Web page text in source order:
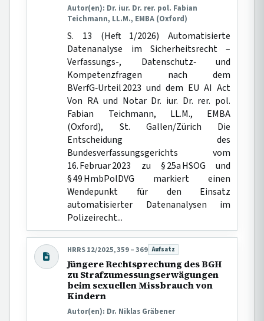
Autor(en): Dr. iur. Dr. rer. pol. Fabian
Teichmann, LL.M., EMBA (Oxford)
S. 13 (Heft 1/2026) Automatisierte
Datenanalyse im Sicherheitsrecht –
Verfassungs-, Datenschutz‑ und
Kompetenzfragen nach dem
BVerfG‑Urteil 2023 und dem EU AI Act
Von RA und Notar Dr. iur. Dr. rer. pol.
Fabian Teichmann, LL.M., EMBA
(Oxford), St. Gallen/Zürich Die
Entscheidung des
Bundesverfassungsgerichts vom
16. Februar 2023 zu § 25a HSOG und
§ 49 HmbPolDVG markiert einen
Wendepunkt für den Einsatz
automatisierter Datenanalysen im
Polizeirecht...
HRRS 12/2025, 359 – 369 Beitragsart:
Aufsatz
Jüngere Rechtsprechung des BGH
zu Strafzumessungserwägungen
beim sexuellen Missbrauch von
Kindern
Autor(en): Dr. Niklas Gräbener